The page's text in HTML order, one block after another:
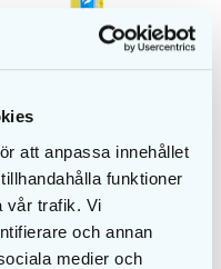
att anpassa innehållet
funktioner
vår trafik. Vi
och annan
medier och
EKULF twice adult
blister
kr.20,00